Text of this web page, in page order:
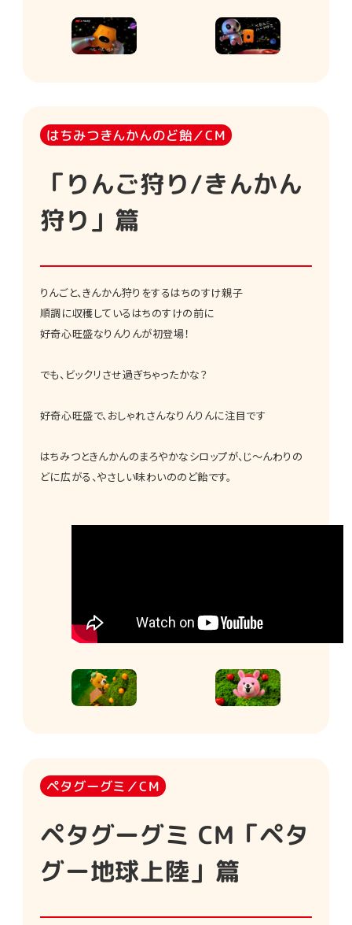
はちみつきんかんのど飴／CM
「りんご狩り/きんかん
狩り」篇
りんごと、きんかん狩りをするはちのすけ親子
順調に収穫しているはちのすけの前に
好奇心旺盛なりんりんが初登場！
でも、ビックリさせ過ぎちゃったかな？
好奇心旺盛で、おしゃれさんなりんりんに注目です
はちみつときんかんのまろやかなシロップが、じ～んわりの
どに広がる、やさしい味わいののど飴です。
ペタグーグミ／CM
ペタグーグミ CM「ペタ
グー地球上陸」篇